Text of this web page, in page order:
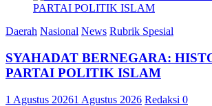
Daerah Nasional News Rubrik Spesial
SYAHADAT BERNEGARA:
PARTAI POLITIK ISLAM
1 Agustus 20261 Agustus 2026 Redaksi 0